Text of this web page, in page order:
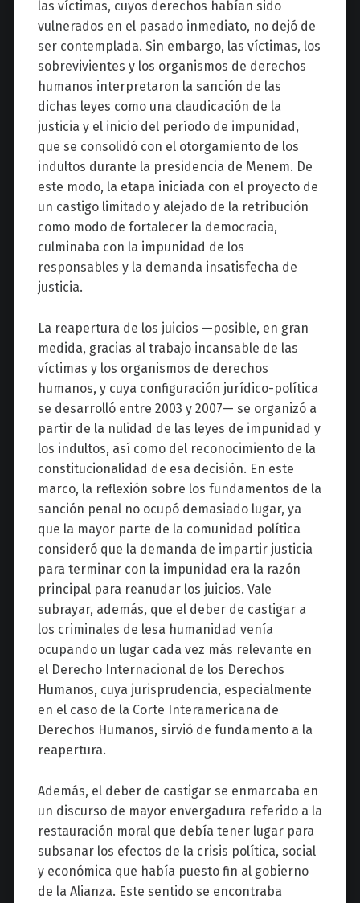
las víctimas, cuyos derechos habían sido
vulnerados en el pasado inmediato, no dejó de
ser contemplada. Sin embargo, las víctimas, los
sobrevivientes y los organismos de derechos
humanos interpretaron la sanción de las
dichas leyes como una claudicación de la
justicia y el inicio del período de impunidad,
que se consolidó con el otorgamiento de los
indultos durante la presidencia de Menem. De
este modo, la etapa iniciada con el proyecto de
un castigo limitado y alejado de la retribución
como modo de fortalecer la democracia,
culminaba con la impunidad de los
responsables y la demanda insatisfecha de
justicia.
La reapertura de los juicios —posible, en gran
medida, gracias al trabajo incansable de las
víctimas y los organismos de derechos
humanos, y cuya configuración jurídico-política
se desarrolló entre 2003 y 2007— se organizó a
partir de la nulidad de las leyes de impunidad y
los indultos, así como del reconocimiento de la
constitucionalidad de esa decisión. En este
marco, la reflexión sobre los fundamentos de la
sanción penal no ocupó demasiado lugar, ya
que la mayor parte de la comunidad política
consideró que la demanda de impartir justicia
para terminar con la impunidad era la razón
principal para reanudar los juicios. Vale
subrayar, además, que el deber de castigar a
los criminales de lesa humanidad venía
ocupando un lugar cada vez más relevante en
el Derecho Internacional de los Derechos
Humanos, cuya jurisprudencia, especialmente
en el caso de la Corte Interamericana de
Derechos Humanos, sirvió de fundamento a la
reapertura.
Además, el deber de castigar se enmarcaba en
un discurso de mayor envergadura referido a la
restauración moral que debía tener lugar para
subsanar los efectos de la crisis política, social
y económica que había puesto fin al gobierno
de la Alianza. Este sentido se encontraba